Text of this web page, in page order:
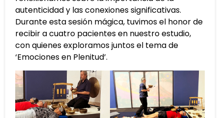
autenticidad y las conexiones significativas.
Durante esta sesión mágica, tuvimos el honor de
recibir a cuatro pacientes en nuestro estudio,
con quienes exploramos juntos el tema de
‘Emociones en Plenitud’.